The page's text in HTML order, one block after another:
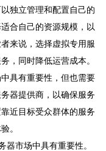
独立管理和配置自己的
合自己的资源规模，以
来说，选择虚拟专用服
，同时降低运营成本。
具有重要性，但也需要
器提供商，以确保服务
近目标受众群体的服务
。
器市场中具有重要性。